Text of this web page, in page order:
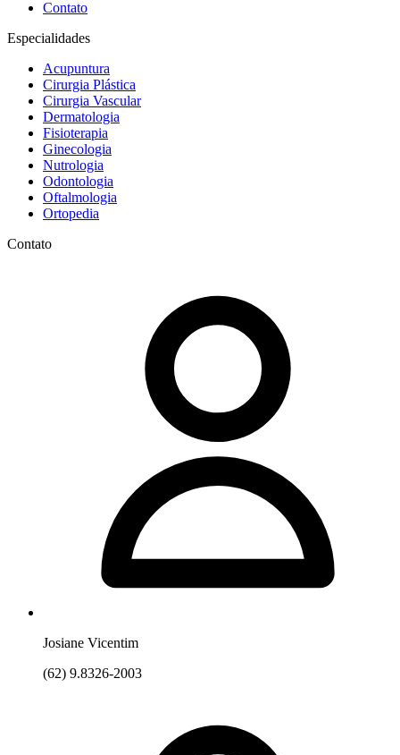
Contato
Especialidades
Acupuntura
Cirurgia Plástica
Cirurgia Vascular
Dermatologia
Fisioterapia
Ginecologia
Nutrologia
Odontologia
Oftalmologia
Ortopedia
Contato
Josiane Vicentim
(62) 9.8326-2003